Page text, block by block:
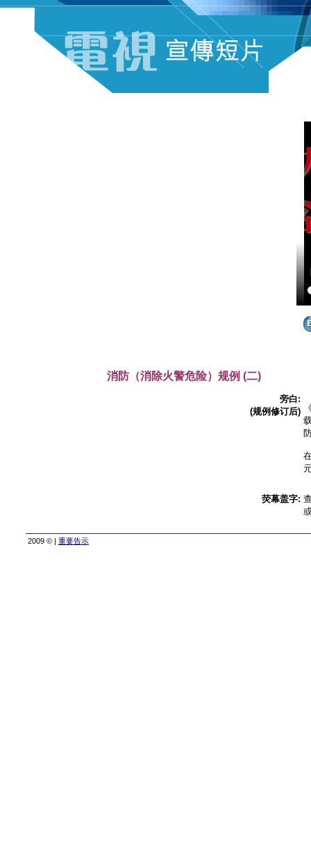
消防（消除火警危险）规例 (二)
旁白:
(规例修订后)
荧幕盖字:
2009 © | 重要告示